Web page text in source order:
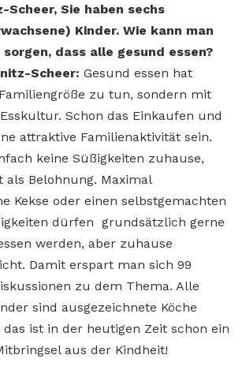
Scheer, Sie haben sechs
Kinder. Wie kann man
dass alle gesund essen?
Scheer: Gesund essen hat
zu tun, sondern mit
Schon das Einkaufen und
attraktive Familienaktivität sein.
keine Süßigkeiten zuhause,
als Belohnung. Maximal
Kekse oder einen selbstgemachten
dürfen grundsätzlich gerne
werden, aber zuhause
Damit erspart man sich 99
zu dem Thema. Alle
sind ausgezeichnete Köche
ist in der heutigen Zeit schon ein
aus der Kindheit!